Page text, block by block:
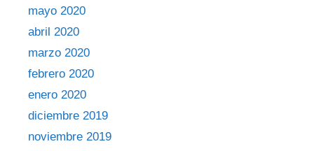
mayo 2020
abril 2020
marzo 2020
febrero 2020
enero 2020
diciembre 2019
noviembre 2019